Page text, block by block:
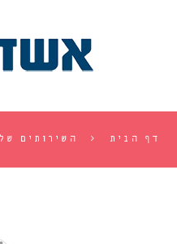
דף הבית השירותים